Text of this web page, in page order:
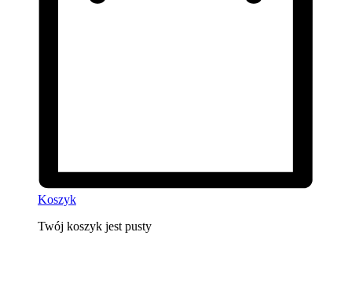
Koszyk
Twój koszyk jest pusty